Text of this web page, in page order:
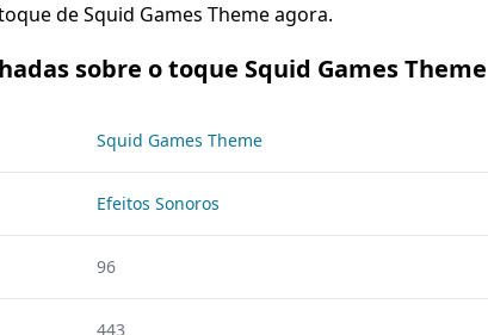
de Squid Games Theme agora.
sobre o toque Squid Games Theme
Squid Games Theme
Efeitos Sonoros
96
443